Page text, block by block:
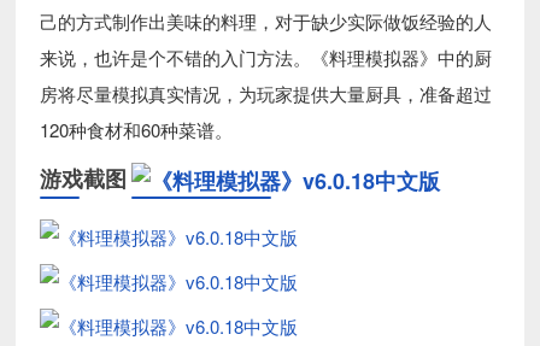
己的方式制作出美味的料理，对于缺少实际做饭经验的人
来说，也许是个不错的入门方法。《料理模拟器》中的厨
房将尽量模拟真实情况，为玩家提供大量厨具，准备超过
120种食材和60种菜谱。
游戏截图